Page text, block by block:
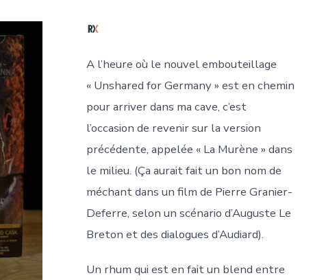
A l’heure où le nouvel embouteillage
« Unshared for Germany » est en chemin
pour arriver dans ma cave, c’est
l’occasion de revenir sur la version
précédente, appelée « La Murène » dans
le milieu. (Ça aurait fait un bon nom de
méchant dans un film de Pierre Granier-
Deferre, selon un scénario d’Auguste Le
Breton et des dialogues d’Audiard).
Un rhum qui est en fait un blend entre